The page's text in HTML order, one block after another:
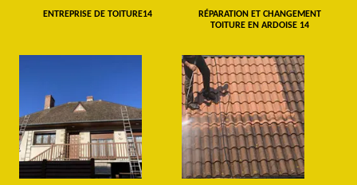
ENTREPRISE DE TOITURE14
RÉPARATION ET CHANGEMENT
TOITURE EN ARDOISE 14